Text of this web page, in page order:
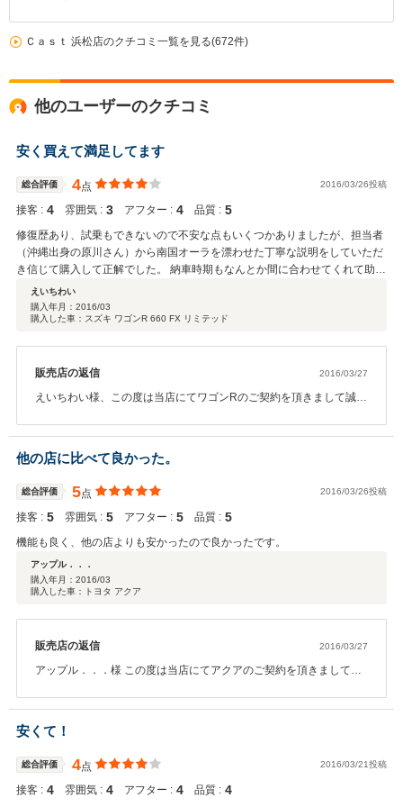
Ｃａｓｔ 浜松店のクチコミ一覧を見る(672件)
他のユーザーのクチコミ
安く買えて満足してます
総合評価 4点 2016/03/26投稿
接客 : 4 雰囲気 : 3 アフター : 4 品質 : 5
修復歴あり、試乗もできないので不安な点もいくつかありましたが、担当者
（沖縄出身の原川さん）から南国オーラを漂わせた丁寧な説明をしていただ
き信じて購入して正解でした。 納車時期もなんとか間に合わせてくれて助か
りました。整備もしっかりされており、安心して乗ることができそうです。
ただ、お店の雰囲気についてはもうひと頑張り欲しいところです。来るお客
さんに対して従業員全員が挨拶ができると活気もでて、お客としては安心で
たことに大変満足しています。
えいちわい
購入年月： 2016/03
購入した車：スズキ ワゴンR 660 FX リミテッド
販売店の返信 2016/03/27
えいちわい様、この度は当店にてワゴンRのご契約を頂きまして誠に
けたようで、弊社としても社員一同嬉しい限りでございます。 ま
た、この度は貴重なご意見をいただきまして有難うございます。 頂
いたご意見をもとに、今後は従業員のお客様に対する態度や、お電
話の応対の仕方などを、徹底して改善していきたいと思います。 点
検・車検等の機会がございましたら、ぜひまた弊社へお越しくださ
いませ。今後とも宜しくお願い致します。
他の店に比べて良かった。
総合評価 5点 2016/03/26投稿
接客 : 5 雰囲気 : 5 アフター : 5 品質 : 5
機能も良く、他の店よりも安かったので良かったです。
アップル．．．
購入年月： 2016/03
購入した車：トヨタ アクア
販売店の返信 2016/03/27
アップル．．．様 この度は当店にてアクアのご契約を頂きまして誠
納車時にはできる限りお車を綺麗にさせて頂きました。 アップ
ル．．．様に御満足して頂き、私も大変うれしく思います！！ 今後
もお車を大事にお乗り頂けると幸いです！ お車の事でご質問やご要
望などございましたらお気軽にご連絡くださいませ☆ この度は本当
安くて！
総合評価 4点 2016/03/21投稿
接客 : 4 雰囲気 : 4 アフター : 4 品質 : 4